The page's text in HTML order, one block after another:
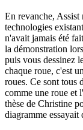
En revanche, Assist
technologies
n'avait jamais été
la démonstration
puis vous dessinez
chaque roue, c'est
roues. Ce sont tous
comme une roue et
thèse de Christine
diagramme essayait